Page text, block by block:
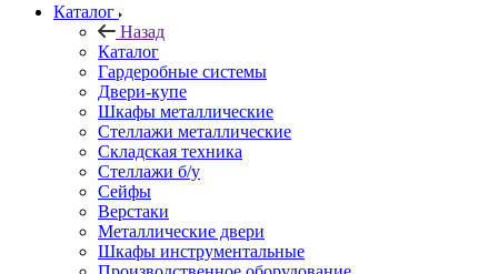
Каталог
Назад
Каталог
Гардеробные системы
Двери-купе
Шкафы металлические
Стеллажи металлические
Складская техника
Стеллажи б/у
Сейфы
Верстаки
Металлические двери
Шкафы инструментальные